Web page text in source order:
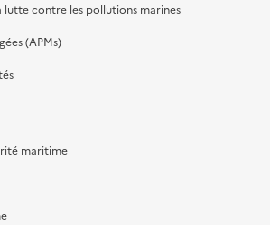
lutte contre les pollutions marines
(APMs)
maritime